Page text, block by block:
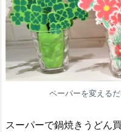
ペーパーを変える
スーパーで鍋焼きうどん